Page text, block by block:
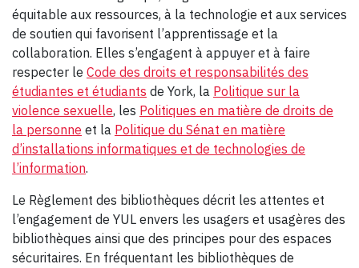
équitable aux ressources, à la technologie et aux services
de soutien qui favorisent l’apprentissage et la
collaboration. Elles s’engagent à appuyer et à faire
respecter le Code des droits et responsabilités des
étudiantes et étudiants de York, la Politique sur la
violence sexuelle, les Politiques en matière de droits de
la personne et la Politique du Sénat en matière
d’installations informatiques et de technologies de
l’information.
Le Règlement des bibliothèques décrit les attentes et
l’engagement de YUL envers les usagers et usagères des
bibliothèques ainsi que des principes pour des espaces
sécuritaires. En fréquentant les bibliothèques de